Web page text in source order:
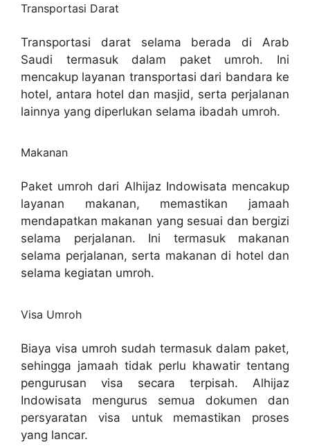
Transportasi Darat
Transportasi darat selama berada di Arab
Saudi termasuk dalam paket umroh. Ini
mencakup layanan transportasi dari bandara ke
hotel, antara hotel dan masjid, serta perjalanan
lainnya yang diperlukan selama ibadah umroh.
Makanan
Paket umroh dari Alhijaz Indowisata mencakup
layanan makanan, memastikan jamaah
mendapatkan makanan yang sesuai dan bergizi
selama perjalanan. Ini termasuk makanan
selama perjalanan, serta makanan di hotel dan
selama kegiatan umroh.
Visa Umroh
Biaya visa umroh sudah termasuk dalam paket,
sehingga jamaah tidak perlu khawatir tentang
pengurusan visa secara terpisah. Alhijaz
Indowisata mengurus semua dokumen dan
persyaratan visa untuk memastikan proses
yang lancar.